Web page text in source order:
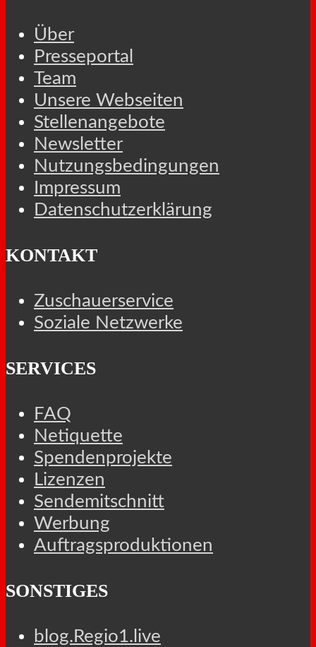
Über
Presseportal
Team
Unsere Webseiten
Stellenangebote
Newsletter
Nutzungsbedingungen
Impressum
Datenschutzerklärung
KONTAKT
Zuschauerservice
Soziale Netzwerke
SERVICES
FAQ
Netiquette
Spendenprojekte
Lizenzen
Sendemitschnitt
Werbung
Auftragsproduktionen
SONSTIGES
blog.Regio1.live